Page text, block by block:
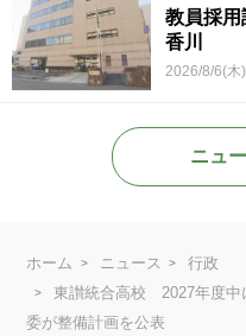
教員採
香川
2026/8/6(木
ニュ
ホーム ニュース
行政
東讃統合高校 2027年度
委が整備計画を公表